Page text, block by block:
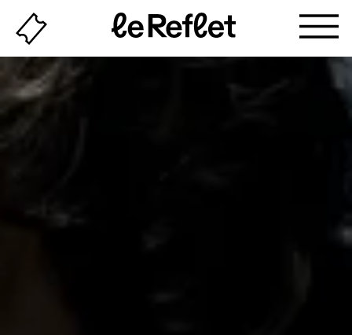
Billeterie
Page
d'accueil